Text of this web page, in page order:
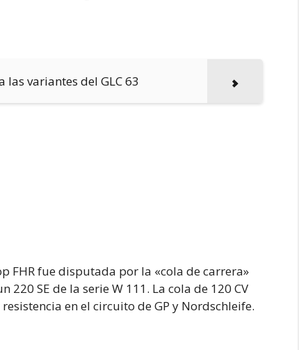
variantes del GLC 63
FHR fue disputada por la «cola de carrera»
SE de la serie W 111. La cola de 120 CV
en el circuito de GP y Nordschleife.